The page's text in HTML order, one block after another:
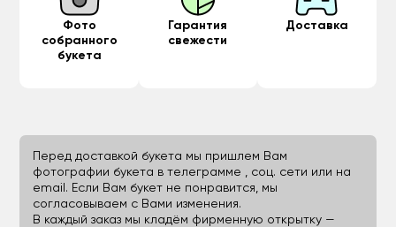
Фото
собранного
букета
Гарантия
свежести
Доставка
Перед доставкой букета мы пришлем Вам
фотографии букета в телеграмме , соц. сети или на
email. Если Вам букет не понравится, мы
согласовываем с Вами изменения.
В каждый заказ мы кладём фирменную открытку —